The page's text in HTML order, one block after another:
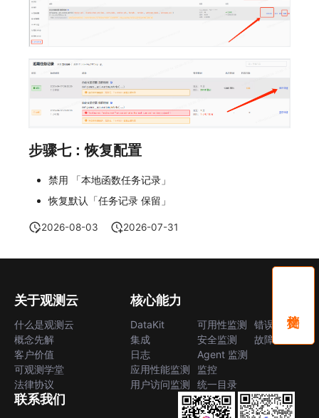
步骤七：恢复配置
禁用 「本地函数任务记录」
恢复默认「任务记录 保留」
2026-08-03 2026-07-31
关于观测云
什么是观测云
概念先解
客户价值
可观测学堂
法律协议
核心能力
DataKit
集成
日志
应用性能监测
用户访问监测
可用性监测
安全监测
Agent 监测
监控
统一目录
错误中心
故障中心
联系我们